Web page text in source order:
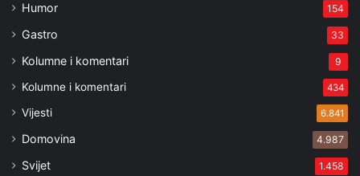
Humor 154
Gastro 33
Kolumne i komentari 9
Kolumne i komentari 434
Vijesti 6.841
Domovina 4.987
Svijet 1.458